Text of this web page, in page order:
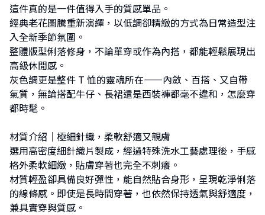
這件真的是一件值得入手的質感單品。
經典老花圖騰重新演繹，以低調卻精緻的方式為日常造型注
入全新季節氛圍。
整體版型俐落修身，不論單穿或作為內搭，都能輕鬆展現出
高級休閒感。
灰色調更是整件 T 恤的靈魂所在——內斂、百搭、又自帶
氣質，無論搭配牛仔、長裙還是西裝褲都毫不違和，怎麼穿
都時髦。
材質介紹｜極細針織，柔軟舒適又親膚
選用高密度細針織片製成，經過特殊洗水工藝處理後，手感
格外柔軟細緻，貼膚穿著也完全不刺癢。
材質輕盈卻具備良好彈性，能自然貼合身形，呈現乾淨俐落
的線條感。即使是長時間穿著，也依然保持透氣與舒適度，
兼具實穿與質感。